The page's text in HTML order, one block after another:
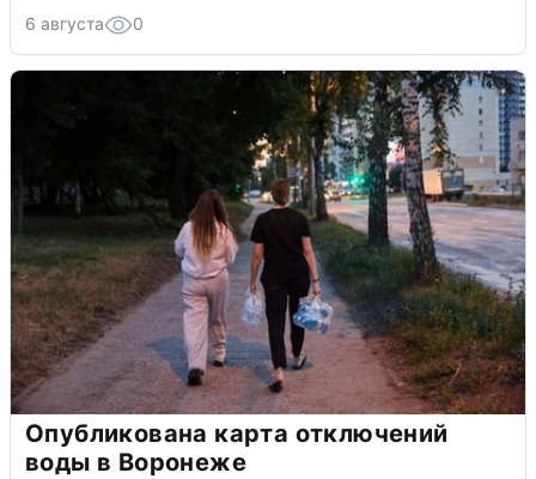
6 августа 0
Опубликована карта отключений
воды в Воронеже